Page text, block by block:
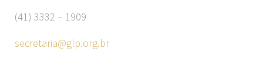
(41) 3332 – 1909
secretaria@glp.org.br